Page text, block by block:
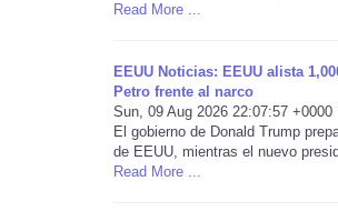
Read More ...
EEUU Noticias: EEUU alista
Petro frente al narco
Sun, 09 Aug 2026 22:07:57 +0000
El gobierno de Donald Trump
de EEUU, mientras el nuevo
Read More ...